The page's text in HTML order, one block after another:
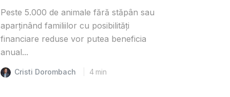
Peste 5.000 de animale fără stăpân sau
aparținând familiilor cu posibilități
financiare reduse vor putea beneficia
anual...
Cristi Dorombach 4 min